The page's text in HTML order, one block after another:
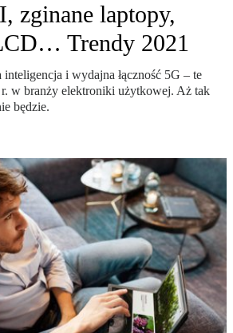
zginane laptopy,
Trendy 2021
inteligencja i wydajna łączność 5G – te
w branży elektroniki użytkowej. Aż tak
będzie.